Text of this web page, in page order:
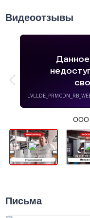
Видеоотзывы
ООО
Письма